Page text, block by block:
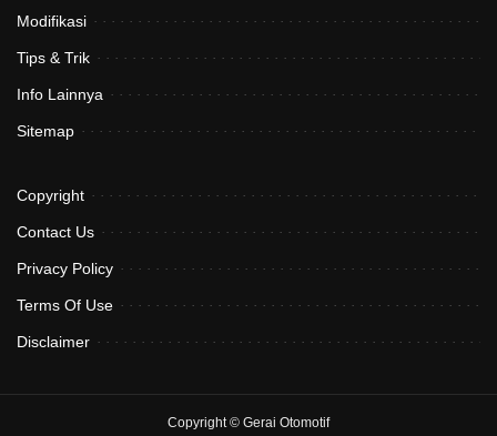
Modifikasi
Tips & Trik
Info Lainnya
Sitemap
Copyright
Contact Us
Privacy Policy
Terms Of Use
Disclaimer
Copyright © Gerai Otomotif